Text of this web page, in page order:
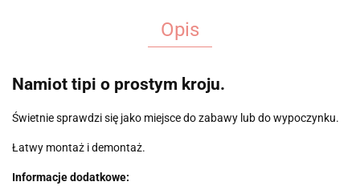
Opis
Namiot tipi o prostym kroju.
Świetnie sprawdzi się jako miejsce do zabawy lub do wypoczynku.
Łatwy montaż i demontaż.
Informacje dodatkowe: